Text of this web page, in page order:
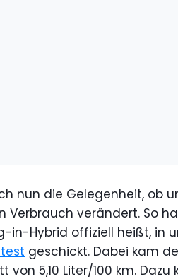
nun die Gelegenheit, ob
Verbrauch verändert. So
in-Hybrid offiziell heißt, in
geschickt. Dabei kam
von 5,10 Liter/100 km.